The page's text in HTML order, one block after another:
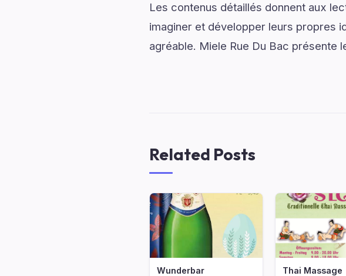
Les contenus détaillés donnent aux
imaginer et développer leurs propres
agréable. Miele Rue Du Bac présente
Related Posts
Wunderbar
Thai Massage